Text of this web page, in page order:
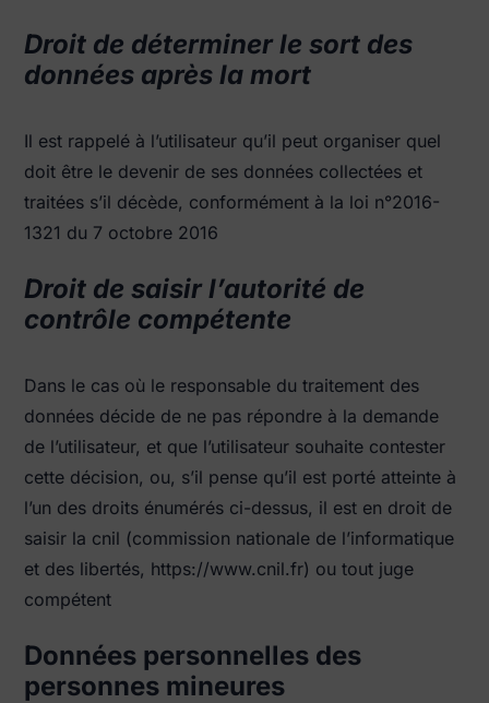
Droit de déterminer le sort des
données après la mort
Il est rappelé à l’utilisateur qu’il peut organiser quel
doit être le devenir de ses données collectées et
traitées s’il décède, conformément à la loi n°2016-
1321 du 7 octobre 2016
Droit de saisir l’autorité de
contrôle compétente
Dans le cas où le responsable du traitement des
données décide de ne pas répondre à la demande
de l’utilisateur, et que l’utilisateur souhaite contester
cette décision, ou, s’il pense qu’il est porté atteinte à
l’un des droits énumérés ci-dessus, il est en droit de
saisir la cnil (commission nationale de l’informatique
et des libertés, https://www.cnil.fr) ou tout juge
compétent
Données personnelles des
personnes mineures